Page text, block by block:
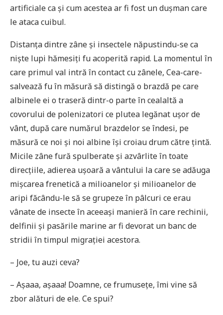
artificiale ca și cum acestea ar fi fost un dușman care
le ataca cuibul.
Distanța dintre zâne și insectele năpustindu-se ca
niște lupi hămesiți fu acoperită rapid. La momentul în
care primul val intră în contact cu zânele, Cea-care-
salvează fu în măsură să distingă o brazdă pe care
albinele ei o traseră dintr-o parte în cealaltă a
covorului de polenizatori ce plutea legănat ușor de
vânt, după care numărul brazdelor se îndesi, pe
măsură ce noi și noi albine își croiau drum către țintă.
Micile zâne fură spulberate și azvârlite în toate
direcțiile, adierea ușoară a vântului la care se adăuga
mișcarea frenetică a milioanelor și milioanelor de
aripi făcându-le să se grupeze în pâlcuri ce erau
vânate de insecte în aceeași manieră în care rechinii,
delfinii și pasările marine ar fi devorat un banc de
stridii în timpul migrației acestora.
– Joe, tu auzi ceva?
– Aşaaa, aşaaa! Doamne, ce frumusețe, îmi vine să
zbor alături de ele. Ce spui?